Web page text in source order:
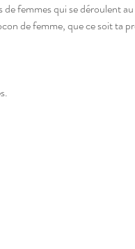
de femmes qui se déroulent
de femme, que ce soit ta